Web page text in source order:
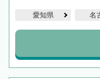
愛知県 名